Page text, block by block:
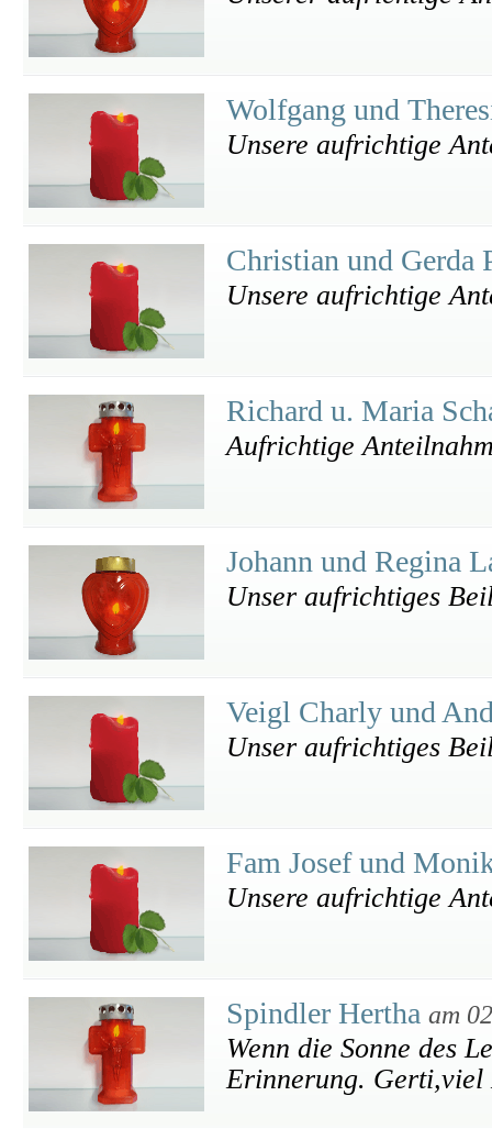
Wolfgang und
Unsere aufrichtige
Christian und Gerda
Unsere aufrichtige
Richard u. Maria
Aufrichtige
Johann und Regina
Unser aufrichtiges
Veigl Charly und
Unser aufrichtiges
Fam Josef und
Unsere aufrichtige
Spindler Hertha am
Wenn die Sonne des
Erinnerung. Gerti,viel